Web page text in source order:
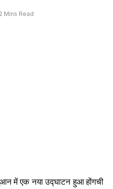
2 Mins Read
में एक नया उद्घाटन हुआ होंगची